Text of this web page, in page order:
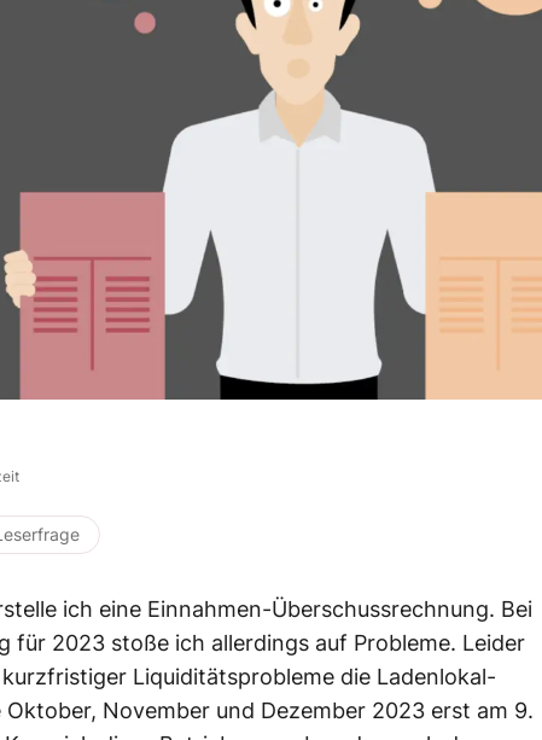
ich eine Einnahmen-Überschussrechnung. Bei
für 2023 stoße ich allerdings auf Probleme. Leider
Liquiditätsprobleme die Ladenlokal-
November und Dezember 2023 erst am 9.